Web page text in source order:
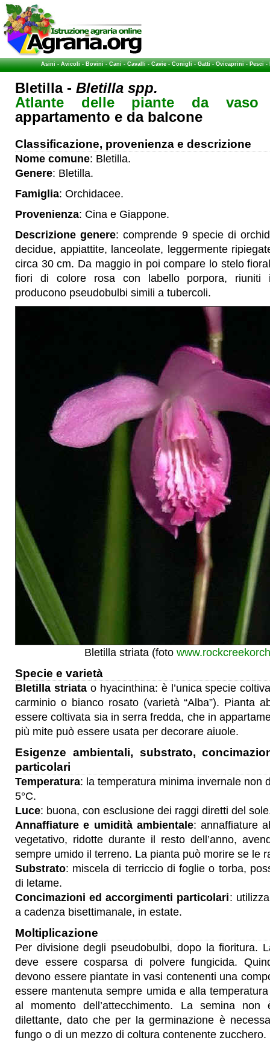
Asini-Avicoli-Bovini-Cani-Cavalli-Cavie-Conigli-Gatti-Ovicaprini-Pesci-
Bletilla - Bletilla spp.
Atlante delle piante da vaso
appartamento e da balcone
Classificazione, provenienza e descrizione
Nome comune: Bletilla.
Genere: Bletilla.
Famiglia: Orchidacee.
Provenienza: Cina e Giappone.
Descrizione genere: comprende 9 specie di
decidue, appiattite, lanceolate, leggermente
circa 30 cm. Da maggio in poi compare lo stelo
fiori di colore rosa con labello porpora, riuniti
producono pseudobulbi simili a tubercoli.
Bletilla striata (foto
Specie e varietà
Bletilla striatao hyacinthina: è l’unica specie
carminio o bianco rosato (varietà “Alba”). Pianta
essere coltivata sia in serra fredda, che in
più mite può essere usata per decorare aiuole.
Esigenze ambientali, substrato,
particolari
Temperatura: la temperatura minima invernale non
5°C.
Luce: buona, con esclusione dei raggi diretti del
Annaffiature e umidità ambientale: annaffiature
vegetativo, ridotte durante il resto dell’anno,
sempre umido il terreno. La pianta può morire se le
Substrato: miscela di terriccio di foglie o torba,
di letame.
Concimazioni ed accorgimenti particolari:
a cadenza bisettimanale, in estate.
Moltiplicazione
Per divisione degli pseudobulbi, dopo la fioritura.
deve essere cosparsa di polvere fungicida.
devono essere piantate in vasi contenenti una
essere mantenuta sempre umida e alla
al momento dell’attecchimento. La semina
dilettante, dato che per la germinazione è
fungo o di un mezzo di coltura contenente zucchero.